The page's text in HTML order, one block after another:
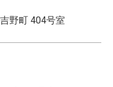
野町 404号室